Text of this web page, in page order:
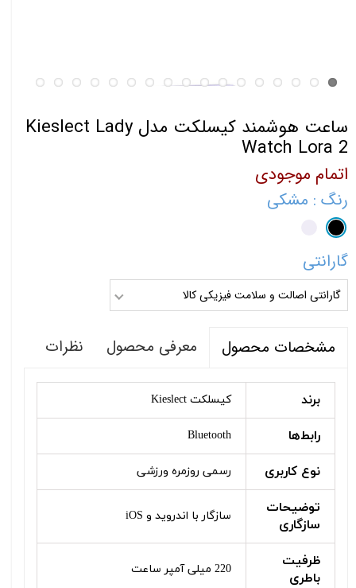
ساعت هوشمند کیسلکت مدل Kieslect Lady
Watch Lora 2
اتمام موجودی
رنگ : مشکی
گارانتی
گارانتی اصالت و سلامت فیزیکی کالا
مشخصات محصول معرفی محصول نظرات
برند کیسلکت Kieslect
رابط‌ها Bluetooth
نوع کاربری رسمی روزمره ورزشی
توضیحات
سازگاری
سازگار با اندروید و iOS
ظرفیت
باطری
220 میلی آمپر ساعت